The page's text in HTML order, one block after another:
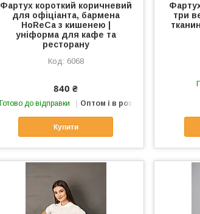
Фартух короткий коричневий
для офіціанта, бармена
HoReCa з кишенею |
уніформа для кафе та
ресторану
6068
840 ₴
Готово до відправки Оптом і в роздріб
Купити
три